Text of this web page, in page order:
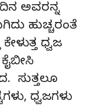
ಅವರನ್ನ
ಹುಚ್ಚರಂತೆ
ಧ್ವಜ
ಸುತ್ತಲೂ
ಧ್ವಜಗಳು